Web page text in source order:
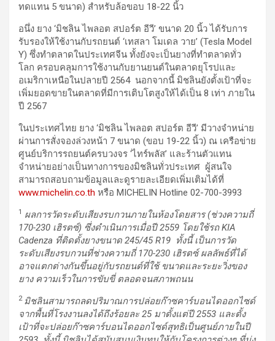
ทดแทน 5 ขนาด) สำหรับล้อขอบ 18-22 นิ้ว
อนึ่ง ยาง ‘มิชลิน ไพลอต สปอร์ต อีวี’ ขนาด 20 นิ้ว ได้รับการ
รับรองให้ใช้งานกับรถยนต์ ‘เทสลา โมเดล วาย’ (Tesla Model
Y) ซึ่งทำตลาดในประเทศจีน ทั้งยังจะเป็นยางที่ทำตลาดทั่ว
โลก ครอบคลุมการใช้งานกับยานยนต์ในตลาดยุโรปและ
อเมริกาเหนือในปลายปี 2564 นอกจากนี้ มิชลินยังตั้งเป้าที่จะ
เพิ่มยอดขายในตลาดที่มีการเติบโตสูงให้ได้เป็น 8 เท่า ภายใน
ปี 2567
ในประเทศไทย ยาง ‘มิชลิน ไพลอต สปอร์ต อีวี’ มีวางจำหน่าย
ผ่านการสั่งจองล่วงหน้า 7 ขนาด (ขอบ 19-22 นิ้ว) ณ เครือข่าย
ศูนย์บริการรถยนต์ครบวงจร ‘ไทร์พลัส’ และร้านตัวแทน
จำหน่ายอย่างเป็นทางการของมิชลินทั่วประเทศ ผู้สนใจ
สามารถสอบถามข้อมูลและดูรายละเอียดเพิ่มเติมได้ที่
www.michelin.co.th หรือ MICHELIN Hotline 02-700-3993
1
ผลการวัดระดับเสียงรบกวนภายในห้องโดยสาร (ช่วงความถี่
170-230 เฮิรตซ์) ซึ่งดำเนินการเมื่อปี2559 โดยใช้รถKIA
Cadenza ที่ติดตั้งยางขนาด 245/45 R19 ทั้งนี้ เป็นการวัด
ระดับเสียงรบกวนที่ช่วงความถี่ 170-230 เฮิรตซ์ ผลลัพธ์ที่ได้
อาจแตกต่างกันขึ้นอยู่กับรถยนต์ที่ใช้ ขนาดและระยะวิ่งของ
ยาง ความเร็วในการขับขี่ ตลอดจนสภาพถนน
2 มิชลินสามารถลดปริมาณการปล่อยก๊าซคาร์บอนไดออกไซด์
จากพื้นที่โรงงานลงได้ถึงร้อยละ25 มาตั้งแต่ปี2553 และตั้ง
เป้าที่จะปล่อยก๊าซคาร์บอนไดออกไซด์สุทธิเป็นศูนย์ภายในปี